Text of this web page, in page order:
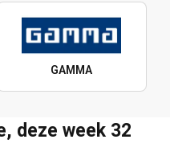
GAMMA
deze week 32